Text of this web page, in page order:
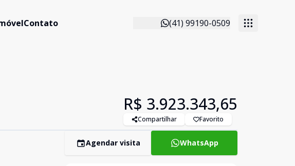
Contato (41) 99190-0509
R$ 3.923.343,65
Compartilhar Favorito
Agendar visita WhatsApp